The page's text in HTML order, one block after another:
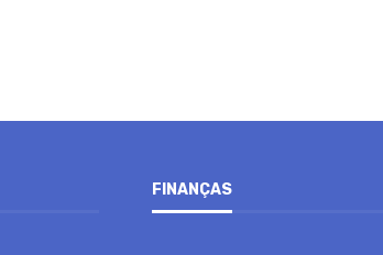
FINANÇAS